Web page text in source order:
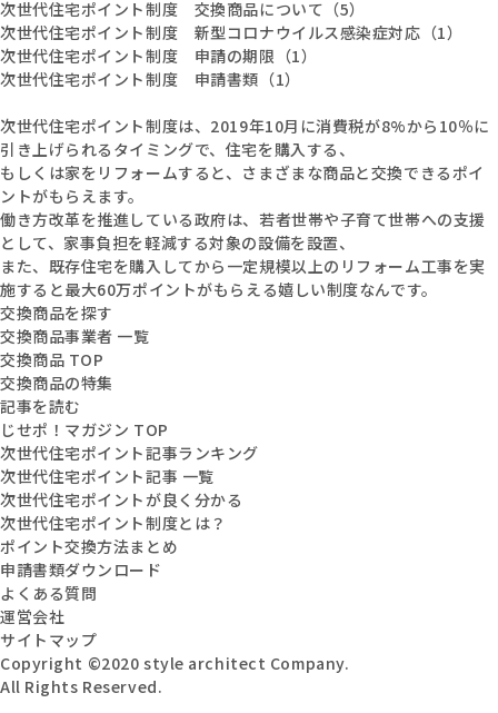
次世代住宅ポイント制度 交換商品について（5）
次世代住宅ポイント制度 新型コロナウイルス感染症対応（1）
次世代住宅ポイント制度 申請の期限（1）
次世代住宅ポイント制度 申請書類（1）
次世代住宅ポイント制度は、2019年10月に消費税が8%から10％に
引き上げられるタイミングで、住宅を購入する、
もしくは家をリフォームすると、さまざまな商品と交換できるポイ
ントがもらえます。
働き方改革を推進している政府は、若者世帯や子育て世帯への支援
として、家事負担を軽減する対象の設備を設置、
また、既存住宅を購入してから一定規模以上のリフォーム工事を実
施すると最大60万ポイントがもらえる嬉しい制度なんです。
交換商品を探す
交換商品事業者 一覧
交換商品 TOP
交換商品の特集
記事を読む
じせポ！マガジン TOP
次世代住宅ポイント記事ランキング
次世代住宅ポイント記事 一覧
次世代住宅ポイントが良く分かる
次世代住宅ポイント制度とは？
ポイント交換方法まとめ
申請書類ダウンロード
よくある質問
運営会社
サイトマップ
Copyright ©2020 style architect Company.
All Rights Reserved.